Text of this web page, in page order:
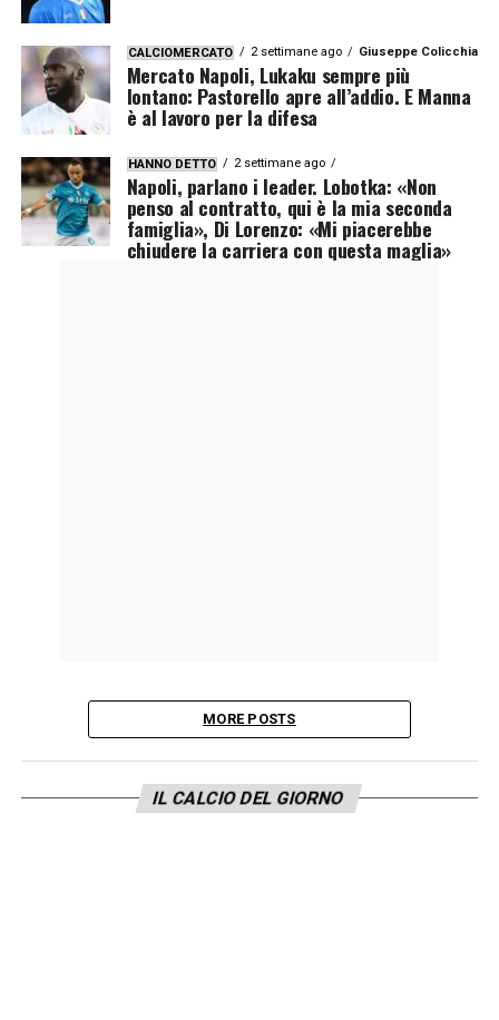
CALCIOMERCATO 2 settimane ago Giuseppe Colicchia
Mercato Napoli, Lukaku sempre più
lontano: Pastorello apre all’addio. E Manna
è al lavoro per la difesa
HANNO DETTO 2 settimane ago
Napoli, parlano i leader. Lobotka: «Non
penso al contratto, qui è la mia seconda
famiglia», Di Lorenzo: «Mi piacerebbe
chiudere la carriera con questa maglia»
MORE POSTS
IL CALCIO DEL GIORNO